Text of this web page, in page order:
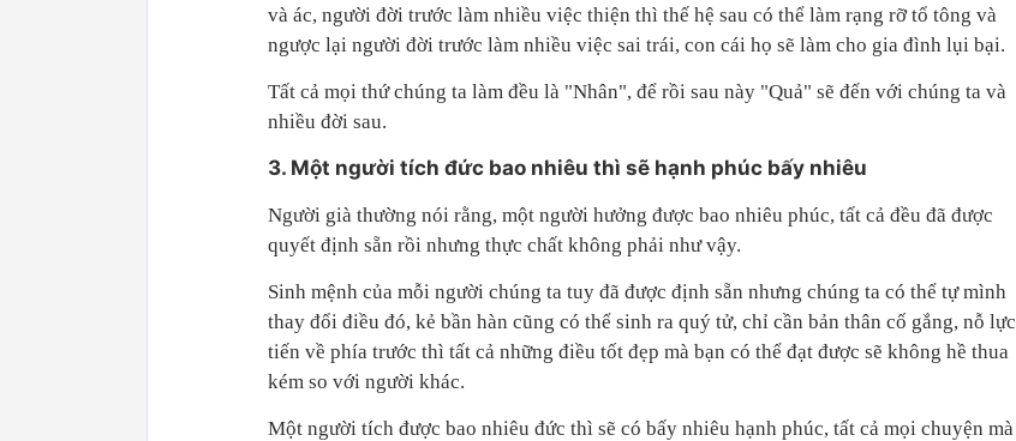
và ác, người đời trước làm nhiều việc thiện thì thế hệ sau có thể làm rạng rỡ tổ tông và
ngược lại người đời trước làm nhiều việc sai trái, con cái họ sẽ làm cho gia đình lụi bại.
Tất cả mọi thứ chúng ta làm đều là "Nhân", để rồi sau này "Quả" sẽ đến với chúng ta và
nhiều đời sau.
3. Một người tích đức bao nhiêu thì sẽ hạnh phúc bấy nhiêu
Người già thường nói rằng, một người hưởng được bao nhiêu phúc, tất cả đều đã được
quyết định sẵn rồi nhưng thực chất không phải như vậy.
Sinh mệnh của mỗi người chúng ta tuy đã được định sẵn nhưng chúng ta có thể tự mình
thay đổi điều đó, kẻ bần hàn cũng có thể sinh ra quý tử, chỉ cần bản thân cố gắng, nỗ lực
tiến về phía trước thì tất cả những điều tốt đẹp mà bạn có thể đạt được sẽ không hề thua
kém so với người khác.
Một người tích được bao nhiêu đức thì sẽ có bấy nhiêu hạnh phúc, tất cả mọi chuyện mà